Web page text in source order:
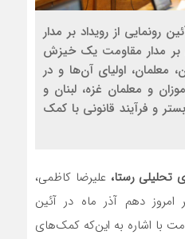
رونمایی از رویداد بر مدار
مدار مقاومت یک خیزش
معلمان، اولیای آن‌ها و در
و معلمان غزه، لبنان و
و فرآیند قانونی با کمک
تحلیلی رستا، علیرضا کاظمی،
دهم آذر ماه در آئین
با اشاره به این‌که کمک‌های